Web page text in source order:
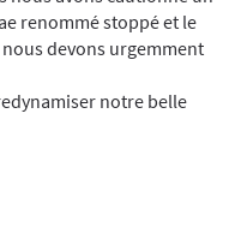
renommé stoppé et le
devons urgemment
notre belle